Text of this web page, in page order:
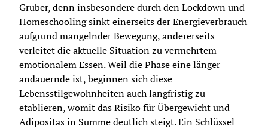
Gruber, denn insbesondere durch den Lockdown und
Homeschooling sinkt einerseits der Energieverbrauch
aufgrund mangelnder Bewegung, andererseits
verleitet die aktuelle Situation zu vermehrtem
emotionalem Essen. Weil die Phase eine länger
andauernde ist, beginnen sich diese
Lebensstilgewohnheiten auch langfristig zu
etablieren, womit das Risiko für Übergewicht und
Adipositas in Summe deutlich steigt. Ein Schlüssel